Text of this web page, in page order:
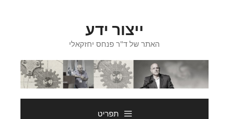
ייצור ידע
האתר של ד"ר פנחס יחזקאלי
תפריט